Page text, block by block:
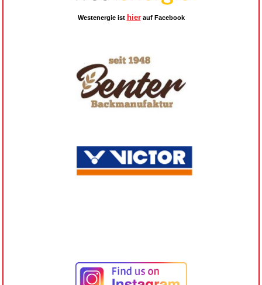
Westenergie ist hierauf Facebook